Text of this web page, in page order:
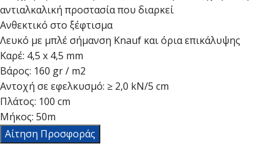
αντιαλκαλική προστασία που διαρκεί
Ανθεκτικό στο ξέφτισμα
Λευκό με μπλέ σήμανση Knauf και όρια επικάλυψης
Καρέ: 4,5 x 4,5 mm
Bάρος: 160 gr / m2
Αντοχή σε εφελκυσμό: ≥ 2,0 kN/5 cm
Πλάτος: 100 cm
Μήκος: 50m
Αίτηση Προσφοράς